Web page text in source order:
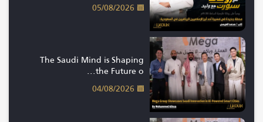
05/08/2026
The Saudi Mind is Shaping
the Future o...
04/08/2026